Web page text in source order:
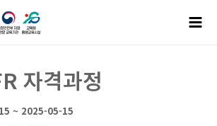
자격과정
~ 2025-05-15